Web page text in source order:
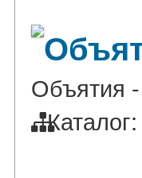
Объятия
Каталог: